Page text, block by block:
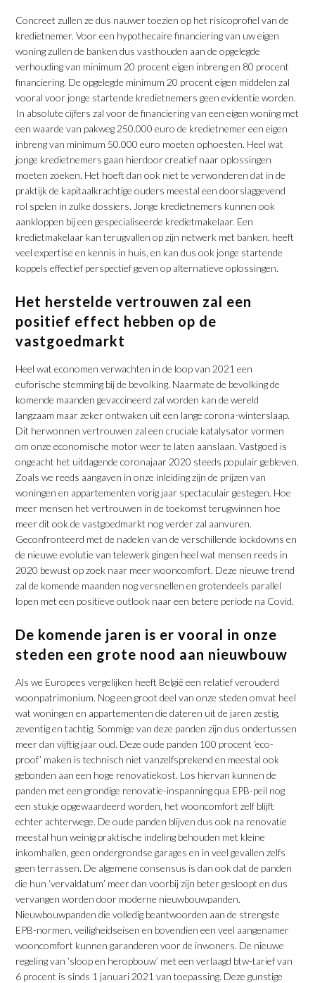
Concreet zullen ze dus nauwer toezien op het risicoprofiel van de
kredietnemer. Voor een hypothecaire financiering van uw eigen
woning zullen de banken dus vasthouden aan de opgelegde
verhouding van minimum 20 procent eigen inbreng en 80 procent
financiering. De opgelegde minimum 20 procent eigen middelen zal
vooral voor jonge startende kredietnemers geen evidentie worden.
In absolute cijfers zal voor de financiering van een eigen woning met
een waarde van pakweg 250.000 euro de kredietnemer een eigen
inbreng van minimum 50.000 euro moeten ophoesten. Heel wat
jonge kredietnemers gaan hierdoor creatief naar oplossingen
moeten zoeken. Het hoeft dan ook niet te verwonderen dat in de
praktijk de kapitaalkrachtige ouders meestal een doorslaggevend
rol spelen in zulke dossiers. Jonge kredietnemers kunnen ook
aankloppen bij een gespecialiseerde kredietmakelaar. Een
kredietmakelaar kan terugvallen op zijn netwerk met banken, heeft
veel expertise en kennis in huis, en kan dus ook jonge startende
koppels effectief perspectief geven op alternatieve oplossingen.
Het herstelde vertrouwen zal een
positief effect hebben op de
vastgoedmarkt
Heel wat economen verwachten in de loop van 2021 een
euforische stemming bij de bevolking. Naarmate de bevolking de
komende maanden gevaccineerd zal worden kan de wereld
langzaam maar zeker ontwaken uit een lange corona-winterslaap.
Dit herwonnen vertrouwen zal een cruciale katalysator vormen
om onze economische motor weer te laten aanslaan. Vastgoed is
ongeacht het uitdagende coronajaar 2020 steeds populair gebleven.
Zoals we reeds aangaven in onze inleiding zijn de prijzen van
woningen en appartementen vorig jaar spectaculair gestegen. Hoe
meer mensen het vertrouwen in de toekomst terugwinnen hoe
meer dit ook de vastgoedmarkt nog verder zal aanvuren.
Geconfronteerd met de nadelen van de verschillende lockdowns en
de nieuwe evolutie van telewerk gingen heel wat mensen reeds in
2020 bewust op zoek naar meer wooncomfort. Deze nieuwe trend
zal de komende maanden nog versnellen en grotendeels parallel
lopen met een positieve outlook naar een betere periode na Covid.
De komende jaren is er vooral in onze
steden een grote nood aan nieuwbouw
Als we Europees vergelijken heeft België een relatief verouderd
woonpatrimonium. Nog een groot deel van onze steden omvat heel
wat woningen en appartementen die dateren uit de jaren zestig,
zeventig en tachtig. Sommige van deze panden zijn dus ondertussen
meer dan vijftig jaar oud. Deze oude panden 100 procent ‘eco-
proof’ maken is technisch niet vanzelfsprekend en meestal ook
gebonden aan een hoge renovatiekost. Los hiervan kunnen de
panden met een grondige renovatie-inspanning qua EPB-peil nog
een stukje opgewaardeerd worden, het wooncomfort zelf blijft
echter achterwege. De oude panden blijven dus ook na renovatie
meestal hun weinig praktische indeling behouden met kleine
inkomhallen, geen ondergrondse garages en in veel gevallen zelfs
geen terrassen. De algemene consensus is dan ook dat de panden
die hun ‘vervaldatum’ meer dan voorbij zijn beter gesloopt en dus
vervangen worden door moderne nieuwbouwpanden.
Nieuwbouwpanden die volledig beantwoorden aan de strengste
EPB-normen, veiligheidseisen en bovendien een veel aangenamer
wooncomfort kunnen garanderen voor de inwoners. De nieuwe
regeling van ‘sloop en heropbouw’ met een verlaagd btw-tarief van
6 procent is sinds 1 januari 2021 van toepassing. Deze gunstige